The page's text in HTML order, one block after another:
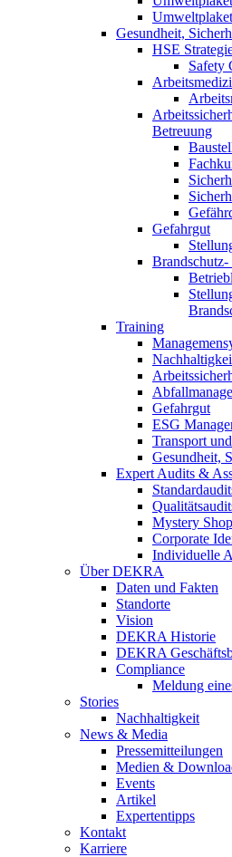
Gesundheit,
HSE
Safety
Betreuung
Gefahrgut
Training
Gefahrgut
ESG
Transport
Gesundheit,
Expert Audits &
Mystery
Corporate
Individuelle
Über DEKRA
Daten und Fakten
Standorte
Vision
DEKRA Historie
DEKRA
Compliance
Meldung
Stories
Nachhaltigkeit
News & Media
Pressemitteilungen
Medien &
Events
Artikel
Expertentipps
Kontakt
Karriere